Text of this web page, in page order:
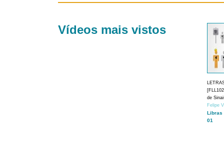
Vídeos mais vistos
de
Felipe
Libras
01